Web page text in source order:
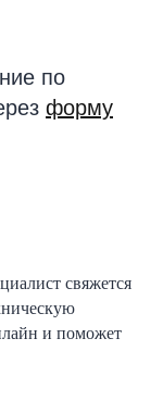
по
форму
свяжется
и поможет